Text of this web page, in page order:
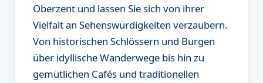
Oberzent und lassen Sie sich von ihrer
Vielfalt an Sehenswürdigkeiten verzaubern.
Von historischen Schlössern und Burgen
über idyllische Wanderwege bis hin zu
gemütlichen Cafés und traditionellen